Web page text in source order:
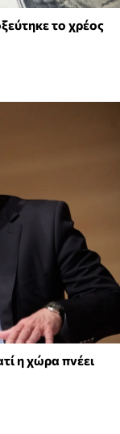
το χρέος
η χώρα πνέει